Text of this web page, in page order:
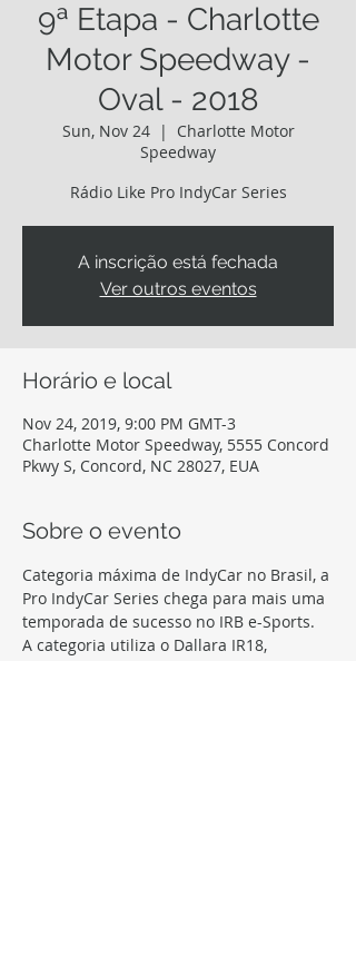
9ª Etapa - Charlotte
Motor Speedway -
Oval - 2018
Sun, Nov 24
  |
Charlotte Motor
Speedway
Rádio Like Pro IndyCar Series
A inscrição está fechada
Ver outros eventos
Horário e local
Nov 24, 2019, 9:00 PM GMT-3
Charlotte Motor Speedway, 5555 Concord
Pkwy S, Concord, NC 28027, EUA
Sobre o evento
Categoria máxima de IndyCar no Brasil, a
Pro IndyCar Series chega para mais uma
temporada de sucesso no IRB e-Sports.
A categoria utiliza o Dallara IR18,